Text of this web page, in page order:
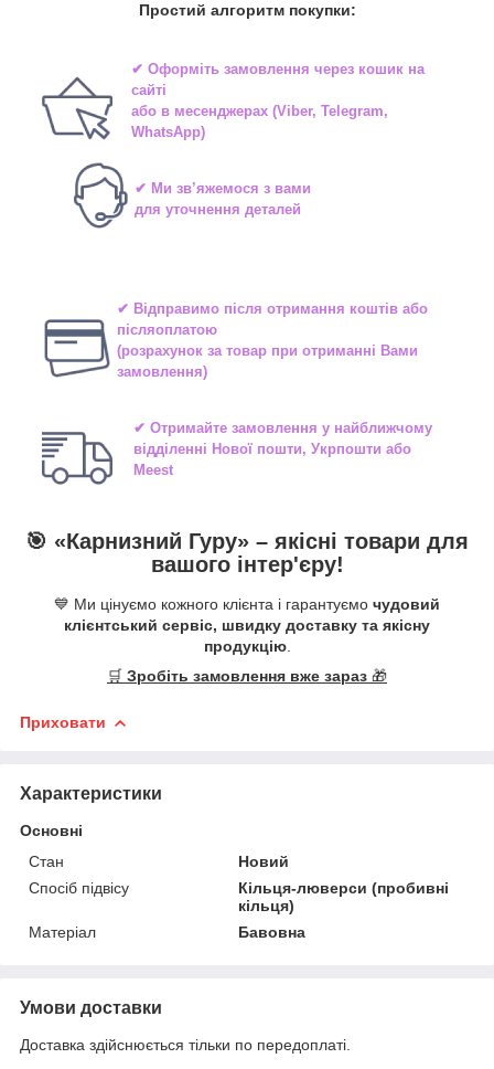
Простий алгоритм покупки:
✔ Оформіть замовлення через кошик на
сайті
або в месенджерах(Viber, Telegram,
WhatsApp)
✔ Ми зв’яжемося з вами
для уточнення деталей
✔ Відправимо після отримання коштів або
післяоплатою
(розрахунок за товар при отриманні Вами
замовлення)
✔ Отримайте замовлення у найближчому
відділенні Нової пошти, Укрпошти або
Meest
🎯 «Карнизний Гуру» – якісні товари для
вашого інтер'єру!
💙 Ми цінуємо кожного клієнта і гарантуємо чудовий
клієнтський сервіс, швидку доставку та якісну
продукцію.
🛒 Зробіть замовлення вже зараз 🎁
Приховати
Характеристики
Основні
Стан
Новий
Спосіб підвісу
Кільця-люверси (пробивні
кільця)
Матеріал
Бавовна
Умови доставки
Доставка здійснюється тільки по передоплаті.